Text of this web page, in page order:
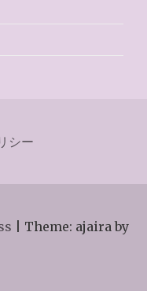
シー
Theme: ajaira by